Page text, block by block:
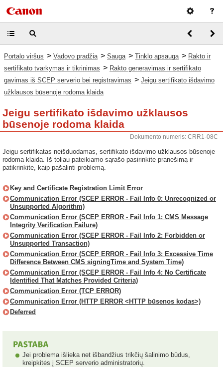
Portalo viršus > Vadovo pradžia > Sauga > Tinklo apsauga > Rakto ir
sertifikato tvarkymas ir tikrinimas > Rakto generavimas ir sertifikato
gavimas iš SCEP serverio bei registravimas > Jeigu sertifikato išdavimo
užklausos būsenoje rodoma klaida
Jeigu sertifikato išdavimo užklausos
būsenoje rodoma klaida
Dokumento numeris: CRR1-08C
Jeigu sertifikatas neišduodamas, sertifikato išdavimo užklausos būsenoje
rodoma klaida. Iš toliau pateikiamo sąrašo pasirinkite pranešimą ir
patikrinkite, kaip pašalinti problemą.
Key and Certificate Registration Limit Error
Communication Error (SCEP ERROR - Fail Info 0: Unrecognized or
Unsupported Algorithm)
Communication Error (SCEP ERROR - Fail Info 1: CMS Message
Integrity Verification Failure)
Communication Error (SCEP ERROR - Fail Info 2: Forbidden or
Unsupported Transaction)
Communication Error (SCEP ERROR - Fail Info 3: Excessive Time
Difference Between CMS signingTime and System Time)
Communication Error (SCEP ERROR - Fail Info 4: No Certificate
Identified That Matches Provided Criteria)
Communication Error (TCP ERROR)
Communication Error (HTTP ERROR <HTTP būsenos kodas>)
Deferred
Jei problema išlieka net išbandžius trikčių šalinimo būdus,
kreipkitės į SCEP serverio administratorių.